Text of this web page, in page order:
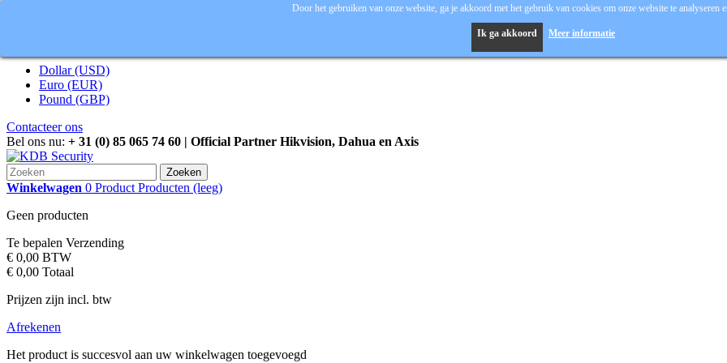
Dollar (USD)
Euro (EUR)
Pound (GBP)
Contacteer ons
Bel ons nu: + 31 (0) 85 065 74 60 | Official Partner Hikvision, Dahua en Axis
Zoeken
Winkelwagen 0 Product Producten (leeg)
Geen producten
Te bepalen Verzending
€ 0,00 BTW
€ 0,00 Totaal
Prijzen zijn incl. btw
Afrekenen
Het product is succesvol aan uw winkelwagen toegevoegd
Door het gebruiken van onze website, ga je akkoord met het gebruik van cookies om onze website te analyseren
Ik ga akkoord Meer informatie